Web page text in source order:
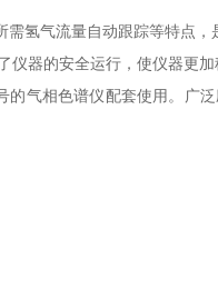
氢气流量自动跟踪等特点，
器的安全运行，使仪器更加
气相色谱仪配套使用。广